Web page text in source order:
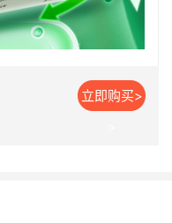
立即购买>